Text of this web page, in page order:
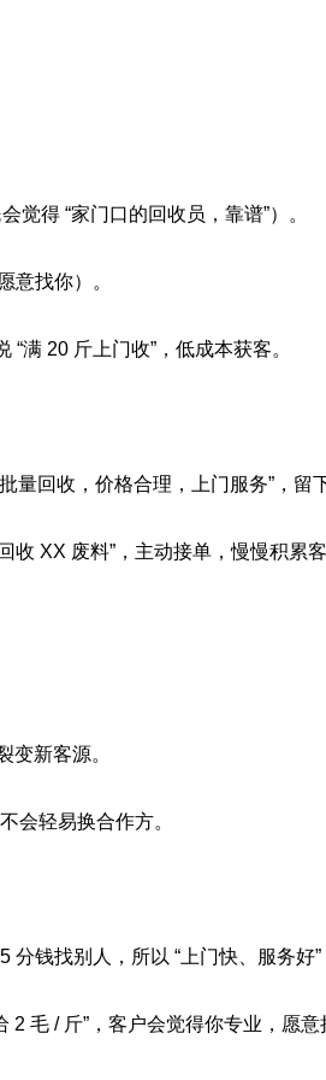
得 “家门口的回收员，靠谱”）。
意找你）。
满 20 斤上门收”，低成本获客。
量回收，价格合理，上门服务”，留
收 XX 废料”，主动接单，慢慢积累客
新客源。
会轻易换合作方。
钱找别人，所以 “上门快、服务好”
毛 / 斤”，客户会觉得你专业，愿意